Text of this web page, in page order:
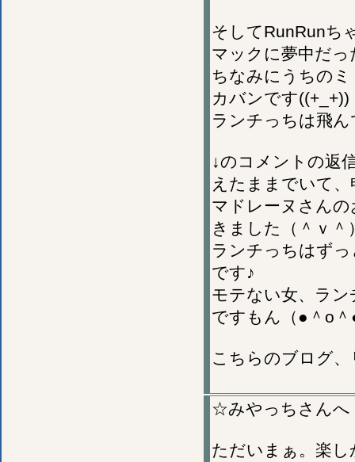
そしてRunRunち
マックに夢中だ
ちなみにうちの
カバンです((+_+))
ランチっちは飛
↓のコメントの返
えたままでいて
マドレーヌさん
きました（＾ｖ＾
ランチっちはず
です♪
モテない女、ラ
ですもん（●＾o＾
こちらのブログ
☆みやっちさんへ
ただいまぁ。楽